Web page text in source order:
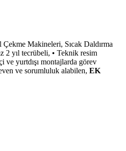
Makineleri, Sıcak Daldırma
2 yıl tecrübeli, • Teknik resim
ve yurtdışı montajlarda görev
ve sorumluluk alabilen, EK